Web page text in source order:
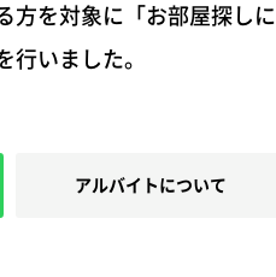
方を対象に「お部屋探しに
いました。
アルバイトについて